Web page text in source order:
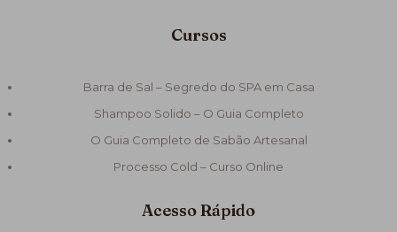
Cursos
Barra de Sal – Segredo do SPA em Casa
Shampoo Solido – O Guia Completo
O Guia Completo de Sabão Artesanal
Processo Cold – Curso Online
Acesso Rápido